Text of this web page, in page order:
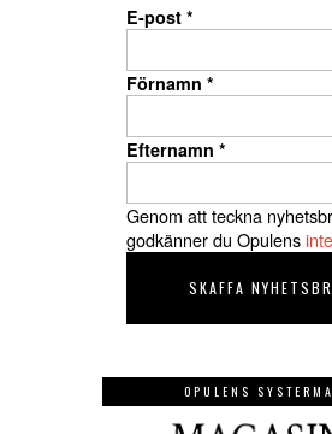
E-post *
Förnamn *
Efternamn *
Genom att teckna
godkänner du Opulens
OPULENS